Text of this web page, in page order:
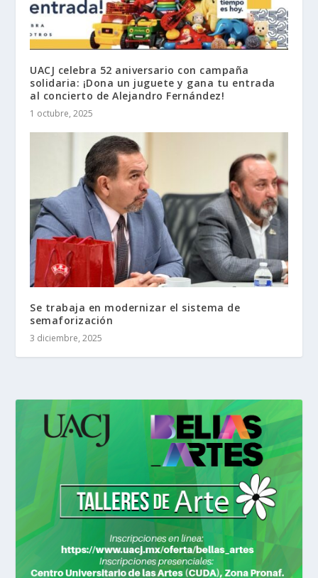
UACJ celebra 52 aniversario con campaña
solidaria: ¡Dona un juguete y gana tu entrada
al concierto de Alejandro Fernández!
1 octubre, 2025
Se trabaja en modernizar el sistema de
semaforización
3 diciembre, 2025